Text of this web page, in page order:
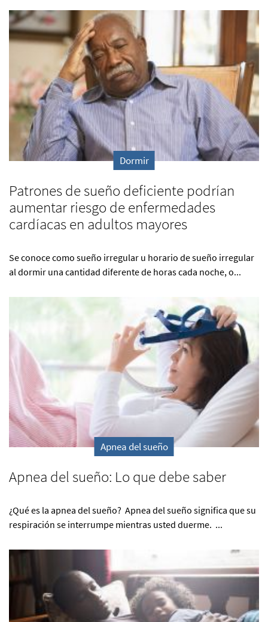
Dormir
Patrones de sueño deficiente podrían
aumentar riesgo de enfermedades
cardíacas en adultos mayores
Se conoce como sueño irregular u horario de sueño irregular
al dormir una cantidad diferente de horas cada noche, o...
Apnea del sueño
Apnea del sueño: Lo que debe saber
¿Qué es la apnea del sueño? Apnea del sueño significa que su
respiración se interrumpe mientras usted duerme. ...